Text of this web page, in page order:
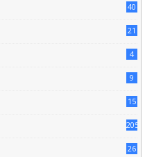
40
21
4
9
15
205
26